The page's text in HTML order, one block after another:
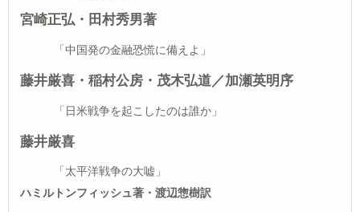
宮崎正弘・田村秀男著
「中国発の金融恐慌に備えよ」
藤井厳喜・稲村公房・茂木弘道／加瀬英明序
「日米戦争を起こしたのは誰か」
藤井厳喜
「太平洋戦争の大嘘」
ハミルトンフィッシュ著・渡辺惣樹訳